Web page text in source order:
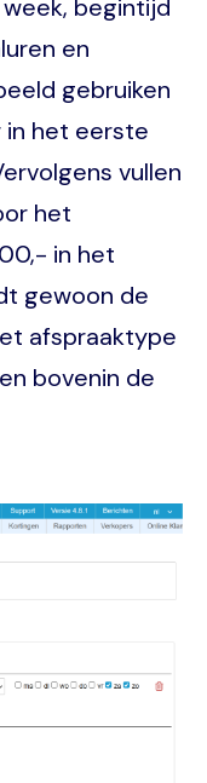
begintijd
en
gebruiken
in het eerste
vullen
het
in het
gewoon de
afspraaktype
bovenin de